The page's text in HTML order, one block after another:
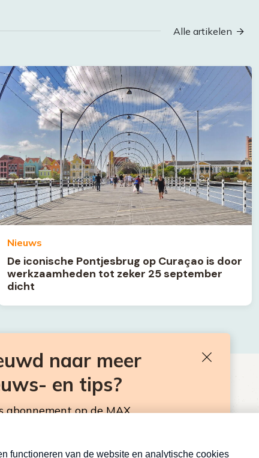
Alle artikelen
Nieuws
De iconische Pontjesbrug op Curaçao is door
werkzaamheden tot zeker 25 september
dicht
BEN JE BENIEUWD NAAR MEER
EN TIPS?
naar meer
en tips?
abonnement op de MAX